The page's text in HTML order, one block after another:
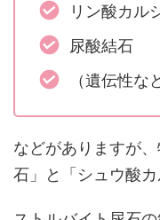
リン酸カル
尿酸結石
（遺伝性な
などがありますが
石」と「シュウ酸カ